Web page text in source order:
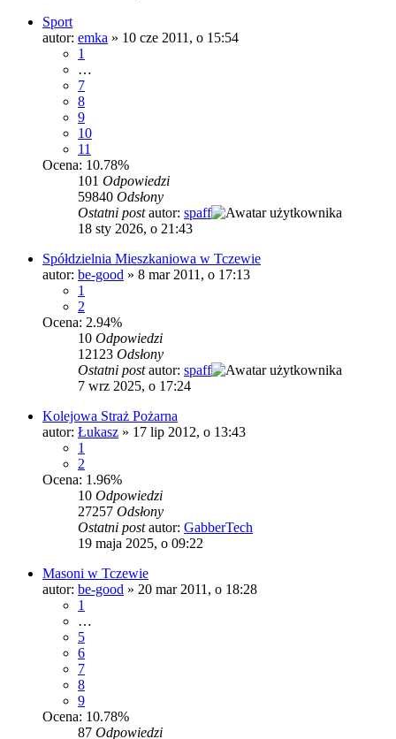
Sport
autor: emka » 10 cze 2011, o 15:54
1
…
7
8
9
10
11
Ocena: 10.78%
101 Odpowiedzi
59840 Odsłony
Ostatni postautor: spaff
18 sty 2026, o 21:43
Spółdzielnia Mieszkaniowa w Tczewie
autor: be-good » 8 mar 2011, o 17:13
1
2
Ocena: 2.94%
10 Odpowiedzi
12123 Odsłony
Ostatni postautor: spaff
7 wrz 2025, o 17:24
Kolejowa Straż Pożarna
autor: Łukasz » 17 lip 2012, o 13:43
1
2
Ocena: 1.96%
10 Odpowiedzi
27257 Odsłony
Ostatni postautor: GabberTech
19 maja 2025, o 09:22
Masoni w Tczewie
autor: be-good » 20 mar 2011, o 18:28
1
…
5
6
7
8
9
Ocena: 10.78%
87 Odpowiedzi